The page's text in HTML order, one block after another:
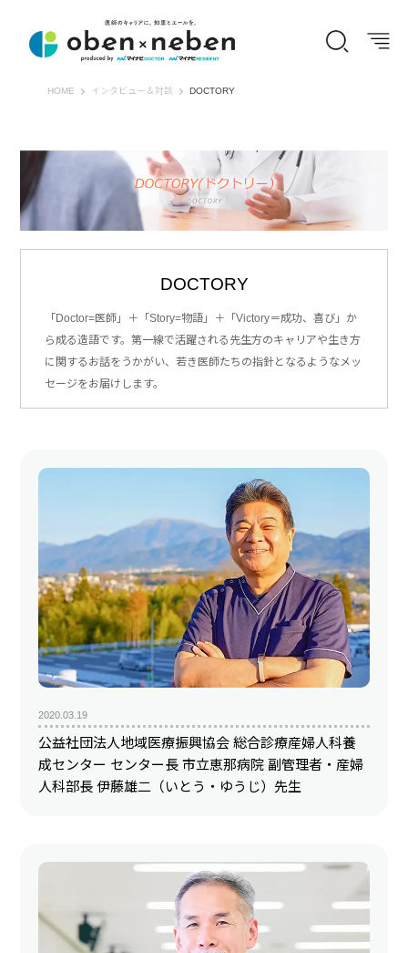
HOME オーベン×ネーベン
インタビュー＆対談 DOCTORY
DOCTORY
「Doctor=医師」＋「Story=物語」＋「Victory＝成功、喜び」か
ら成る造語です。第一線で活躍される先生方のキャリアや生き方
に関するお話をうかがい、若き医師たちの指針となるようなメッ
セージをお届けします。
2020.03.19
公益社団法人地域医療振興協会 総合診療産婦人科養
成センター センター長 市立恵那病院 副管理者・産婦
人科部長 伊藤雄二（いとう・ゆうじ）先生